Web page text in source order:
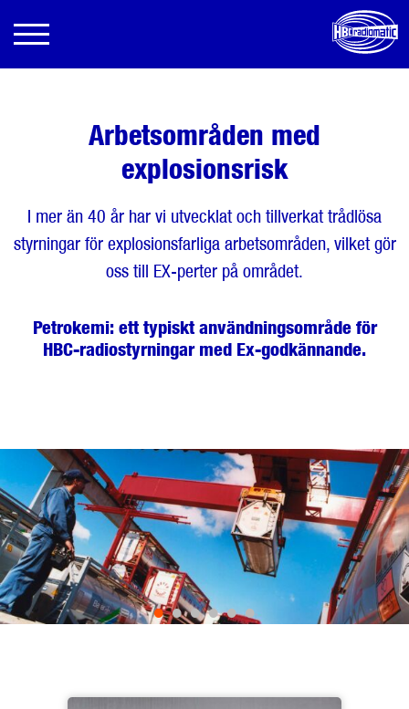
Arbetsområden med
explosionsrisk
I mer än 40 år har vi utvecklat och tillverkat trådlösa
styrningar för explosionsfarliga arbetsområden, vilket gör
oss till EX-perter på området.
Petrokemi: ett typiskt användningsområde för
HBC-radiostyrningar med Ex-godkännande.
••••••